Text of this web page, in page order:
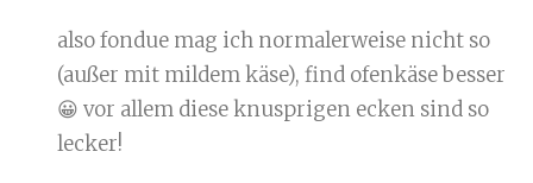
also fondue mag ich normalerweise nicht so
(außer mit mildem käse), find ofenkäse besser
😀 vor allem diese knusprigen ecken sind so
lecker!